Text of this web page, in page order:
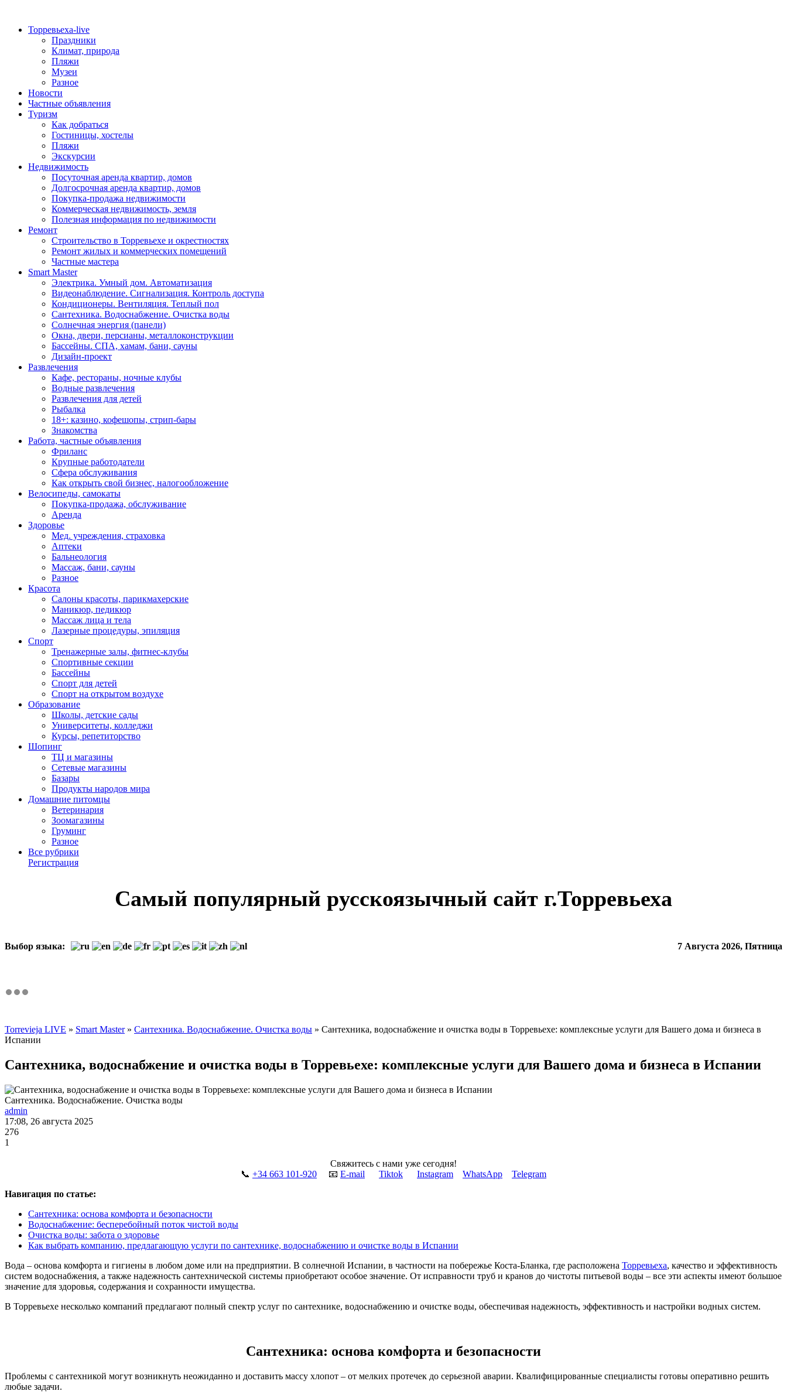
Торревьеха-live
Праздники
Климат, природа
Пляжи
Музеи
Разное
Новости
Частные объявления
Туризм
Как добраться
Гостиницы, хостелы
Пляжи
Экскурсии
Недвижимость
Посуточная аренда квартир, домов
Долгосрочная аренда квартир, домов
Покупка-продажа недвижимости
Коммерческая недвижимость, земля
Полезная информация по недвижимости
Ремонт
Строительство в Торревьехе и окрестностях
Ремонт жилых и коммерческих помещений
Частные мастера
Smart Master
Электрика. Умный дом. Автоматизация
Видеонаблюдение. Сигнализация. Контроль доступа
Кондиционеры. Вентиляция. Теплый пол
Сантехника. Водоснабжение. Очистка воды
Солнечная энергия (панели)
Окна, двери, персианы, металлоконструкции
Бассейны. СПА, хамам, бани, сауны
Дизайн-проект
Развлечения
Кафе, рестораны, ночные клубы
Водные развлечения
Развлечения для детей
Рыбалка
18+: казино, кофешопы, стрип-бары
Знакомства
Работа, частные объявления
Фриланс
Крупные работодатели
Сфера обслуживания
Как открыть свой бизнес, налогообложение
Велосипеды, самокаты
Покупка-продажа, обслуживание
Аренда
Здоровье
Мед. учреждения, страховка
Аптеки
Бальнеология
Массаж, бани, сауны
Разное
Красота
Салоны красоты, парикмахерские
Маникюр, педикюр
Массаж лица и тела
Лазерные процедуры, эпиляция
Спорт
Тренажерные залы, фитнес-клубы
Спортивные секции
Бассейны
Спорт для детей
Спорт на открытом воздухе
Образование
Школы, детские сады
Университеты, колледжи
Курсы, репетиторство
Шопинг
ТЦ и магазины
Сетевые магазины
Базары
Продукты народов мира
Домашние питомцы
Ветеринария
Зоомагазины
Груминг
Разное
Все рубрики
Регистрация
Cамый популярный русскоязычный сайт г.Торревьеха
7 Августа 2026, Пятница
Выбор языка:
Torrevieja LIVE » Smart Master» Сантехника. Водоснабжение. Очистка воды » Сантехника, водоснабжение и очистка воды в Торревьехе: комплексные услуги для Вашего дома и бизнеса в
Испании
Сантехника, водоснабжение и очистка воды в Торревьехе: комплексные услуги для Вашего дома и бизнеса в Испании
Сантехника. Водоснабжение. Очистка воды
admin
17:08, 26 августа 2025
276
1
Свяжитесь с нами уже сегодня!
📞 ‪+34 663 101-920‬ 📧 E-mail Tiktok Instagram WhatsApp
Telegram
Навигация по статье:
Сантехника: основа комфорта и безопасности
Водоснабжение: бесперебойный поток чистой воды
Очистка воды: забота о здоровье
Как выбрать компанию, предлагающую услуги по сантехнике, водоснабжению и очистке воды в Испании
Вода – основа комфорта и гигиены в любом доме или на предприятии. В солнечной Испании, в частности на побережье Коста-Бланка, где расположена Торревьеха, качество и эффективность
систем водоснабжения, а также надежность сантехнической системы приобретают особое значение. От исправности труб и кранов до чистоты питьевой воды – все эти аспекты имеют большое
значение для здоровья, содержания и сохранности имущества.
В Торревьехе несколько компаний предлагают полный спектр услуг по сантехнике, водоснабжению и очистке воды, обеспечивая надежность, эффективность и настройки водных систем.
Сантехника: основа комфорта и безопасности
Проблемы с сантехникой могут возникнуть неожиданно и доставить массу хлопот – от мелких протечек до серьезной аварии. Квалифицированные специалисты готовы оперативно решить
любые задачи.